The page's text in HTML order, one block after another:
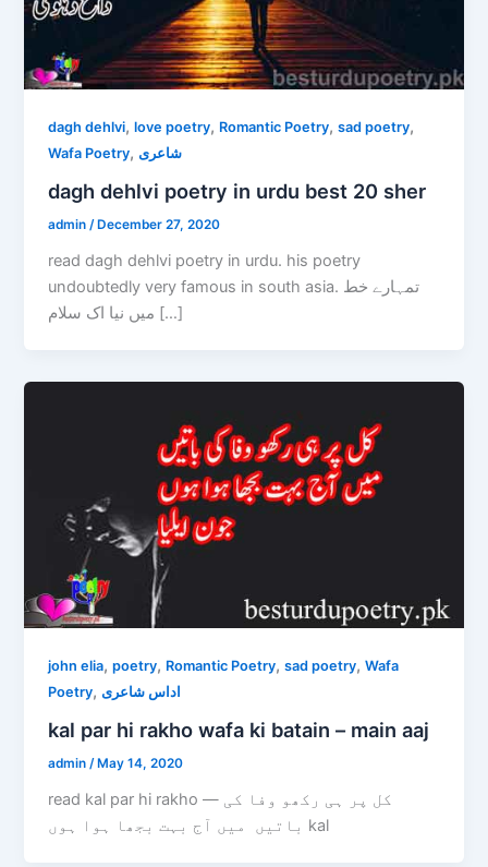
dagh dehlvi,love poetry, Romantic Poetry,sad poetry,
Wafa Poetry,شاعری
dagh dehlvi poetry in urdu best 20 sher
admin /December 27, 2020
read dagh dehlvi poetry in urdu. his poetry
undoubtedly very famous in south asia. تمہارے خط
میں نیا اک سلام […]
john elia,poetry, Romantic Poetry,sad poetry,Wafa
Poetry,اداس شاعری
kal par hi rakho wafa ki batain – main aaj
admin/ May 14, 2020
read kal par hi rakho — کل پر ہی رکھو وفا کی
باتیں میں آج بہت بجھا ہوا ہوں kal